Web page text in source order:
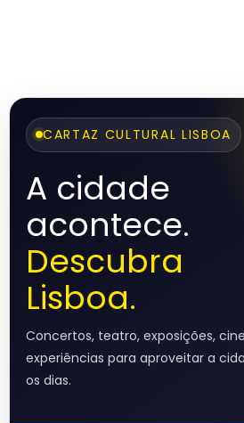
CARTAZ CULTURAL LISBOA
A cidade
acontece.
Descubra
Lisboa.
Concertos, teatro, exposições,
experiências para aproveitar a
os dias.